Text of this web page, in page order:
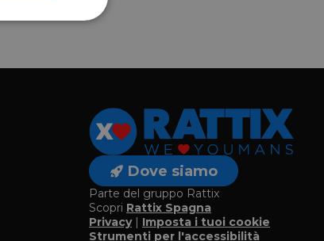
Dove siamo
Parte del gruppo Rattix
Scopri Rattix Spagna
Privacy| Imposta i tuoi cookie
Strumenti per l'accessibilità